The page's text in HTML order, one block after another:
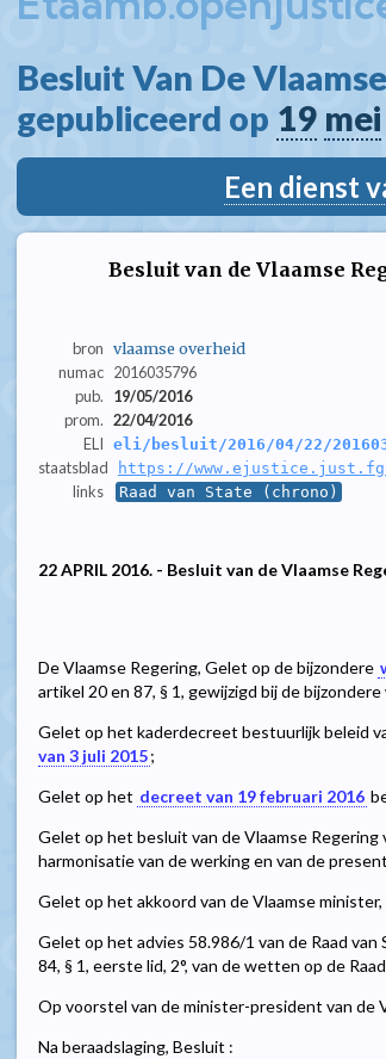
Besluit Van De
gepubliceerd op 19 mei
Een dienst
Besluit van de Vlaamse
bron vlaamse overheid
numac 2016035796
pub.
19/05/2016
prom. 22/04/2016
ELI eli/besluit/2016/04/22/
staatsblad https://
links Raad van State (chrono)
22 APRIL 2016. - Besluit van de Vlaamse
De Vlaamse Regering, Gelet op de bijzondere
artikel 20 en 87, § 1, gewijzigd bij de
Gelet op het kaderdecreet bestuurlijk beleid
van 3 juli 2015;
Gelet op het decreet van 19 februari 2016
Gelet op het besluit van de Vlaamse
harmonisatie van de werking en van de
Gelet op het akkoord van de Vlaamse
Gelet op het advies 58.986/1 van de Raad
84, § 1, eerste lid, 2°, van de wetten op de
Op voorstel van de minister-president van de
Na beraadslaging, Besluit :